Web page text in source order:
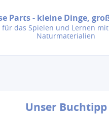
Parts - kleine Dinge,
für das Spielen und Lernen
Naturmaterialien
Unser Buchtipp